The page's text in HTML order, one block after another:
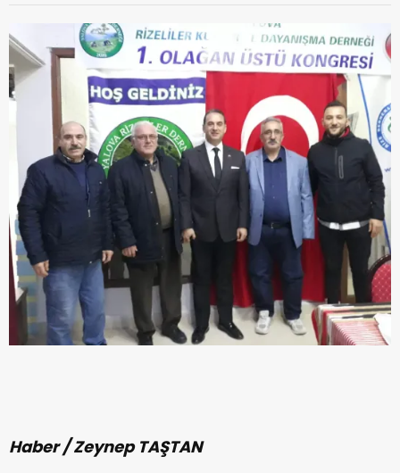
Haber / Zeynep TAŞTAN